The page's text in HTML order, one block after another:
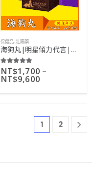
保健品,壯陽藥
海狗丸|明星傾力代言|名貴中藥材製作|無副作用|50粒
5.00 out of 5
NT$1,700 –
NT$9,600
1 2